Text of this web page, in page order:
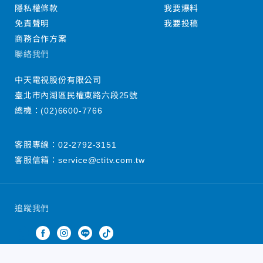
追蹤我們
隱私權條款
免責聲明
商務合作方案
我要爆料
我要投稿
聯絡我們
中天電視股份有限公司
臺北市內湖區民權東路六段25號
總機：(02)6600-7766
客服專線： 02-2792-3151
客服信箱： service@ctitv.com.tw